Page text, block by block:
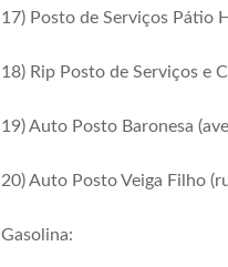
17) Posto de Serviços Pátio
18) Rip Posto de Serviços e
19) Auto Posto Baronesa
20) Auto Posto Veiga Filho
Gasolina: